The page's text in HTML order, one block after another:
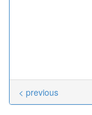
< previous